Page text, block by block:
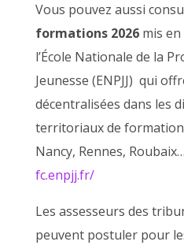
Vous pouvez aussi
formations 2026mis en
l’École Nationale de la
Jeunesse (ENPJJ) qui
décentralisées dans les
territoriaux de
Nancy, Rennes,
fc.enpjj.fr/
Les assesseurs des
peuvent postuler pour